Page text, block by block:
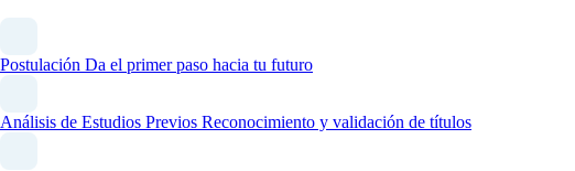
Postulación Da el primer paso hacia tu futuro
Análisis de Estudios Previos Reconocimiento y validación de títulos